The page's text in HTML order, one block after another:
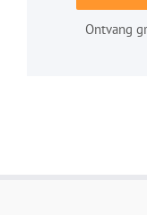
Ontvang